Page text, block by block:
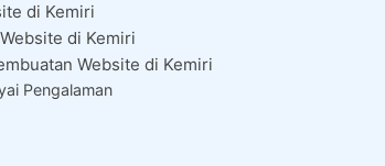
di Kemiri
di Kemiri
Website di Kemiri
Pengalaman